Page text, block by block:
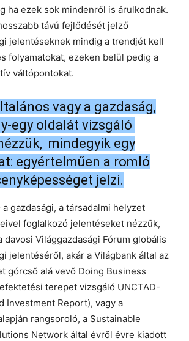
ha ezek sok mindenről is árulkodnak.
távú fejlődését jelző
jelentéseknek mindig a trendjét kell
folyamatokat, ezeken belül pedig a
váltópontokat.
vagy a gazdaság,
egy oldalát vizsgáló
mindegyik egy
egyértelműen a romló
jelzi.
gazdasági, a társadalmi helyzet
foglalkozó jelentéseket nézzük,
davosi Világgazdasági Fórum globális
jelentéséről, akár a Világbank által az
górcső alá vevő Doing Business
terepet vizsgáló UNCTAD-
Investment Report), vagy a
rangsoroló, a Sustainable
Network által évről évre kiadott